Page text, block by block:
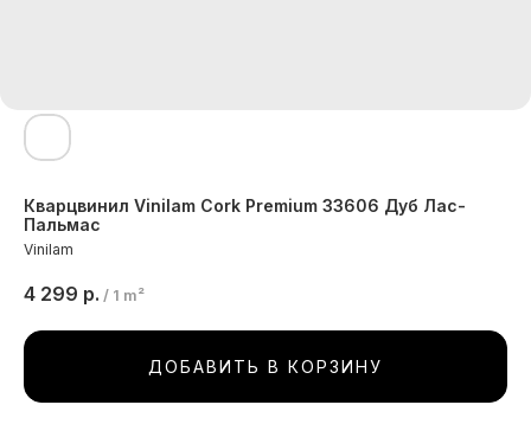
Кварцвинил Vinilam Cork Premium 33606 Дуб Лас-
Пальмас
Vinilam
4 299 р. / 1 m²
ДОБАВИТЬ В КОРЗИНУ